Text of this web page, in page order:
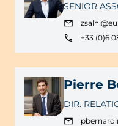
SENIOR
+33 (0)6
Pierre
DIR.